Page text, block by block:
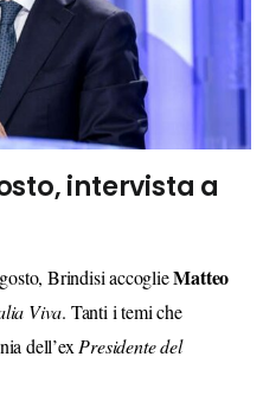
intervista a
Brindisi accoglieMatteo
Viva. Tanti i temi che
dell’ex Presidente del